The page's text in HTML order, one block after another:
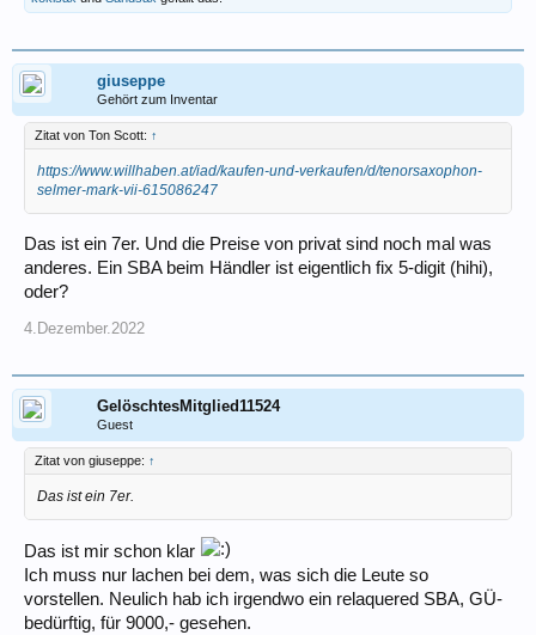
giuseppe
Gehört zum Inventar
Zitat von Ton Scott: ↑
https://www.willhaben.at/iad/kaufen-und-verkaufen/d/tenorsaxophon-
selmer-mark-vii-615086247
Das ist ein 7er. Und die Preise von privat sind noch mal was
anderes. Ein SBA beim Händler ist eigentlich fix 5-digit (hihi),
oder?
4.Dezember.2022
GelöschtesMitglied11524
Guest
Zitat von giuseppe: ↑
Das ist ein 7er.
Das ist mir schon klar
Ich muss nur lachen bei dem, was sich die Leute so
vorstellen. Neulich hab ich irgendwo ein relaquered SBA, GÜ-
bedürftig, für 9000,- gesehen.